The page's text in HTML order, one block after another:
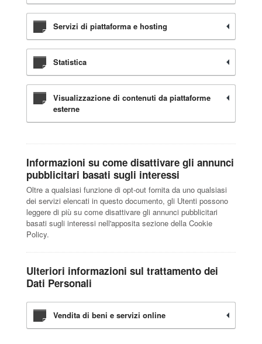
Servizi di piattaforma e hosting
Statistica
Visualizzazione di contenuti da piattaforme
esterne
Informazioni su come disattivare gli annunci
pubblicitari basati sugli interessi
Oltre a qualsiasi funzione di opt-out fornita da uno qualsiasi
dei servizi elencati in questo documento, gli Utenti possono
leggere di più su come disattivare gli annunci pubblicitari
basati sugli interessi nell'apposita sezione della Cookie
Policy.
Ulteriori informazioni sul trattamento dei
Dati Personali
Vendita di beni e servizi online